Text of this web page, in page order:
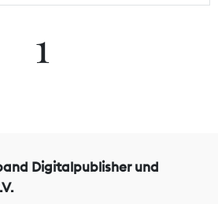
1
Digitalpublisher und